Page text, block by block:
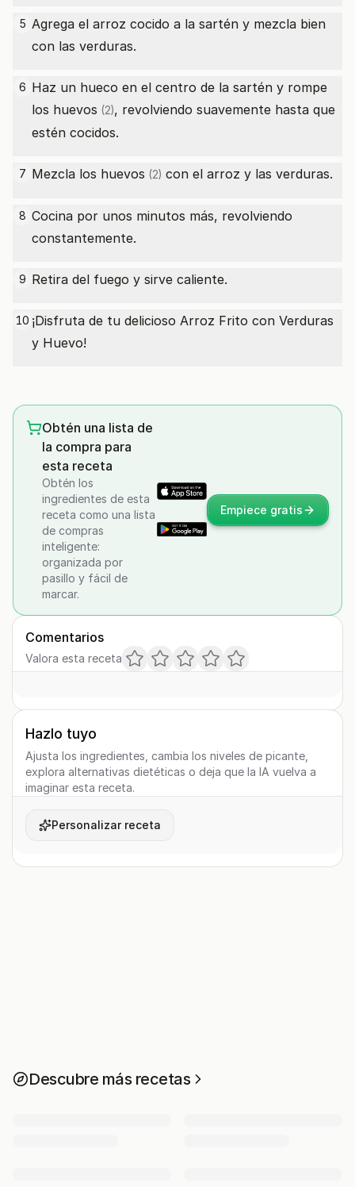
5 Agrega el arroz cocido a la sartén y mezcla bien
con las verduras.
6 Haz un hueco en el centro de la sartén y rompe
los huevos (2), revolviendo suavemente hasta que
estén cocidos.
7 Mezcla los huevos (2) con el arroz y las verduras.
8 Cocina por unos minutos más, revolviendo
constantemente.
9 Retira del fuego y sirve caliente.
10 ¡Disfruta de tu delicioso Arroz Frito con Verduras
y Huevo!
Obtén una lista de
la compra para
esta receta
Obtén los
ingredientes de esta
receta como una lista
de compras
inteligente:
organizada por
pasillo y fácil de
marcar.
Empiece gratis
Comentarios
Valora esta receta
Hazlo tuyo
Ajusta los ingredientes, cambia los niveles de picante,
explora alternativas dietéticas o deja que la IA vuelva a
imaginar esta receta.
Personalizar receta
Descubre más recetas